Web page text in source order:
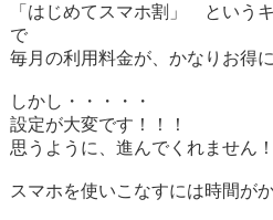
「はじめてスマホ割」 という
で
毎月の利用料金が、かなりお得
しかし・・・・・
設定が大変です！！！
思うように、進んでくれません！
スマホを使いこなすには時間が